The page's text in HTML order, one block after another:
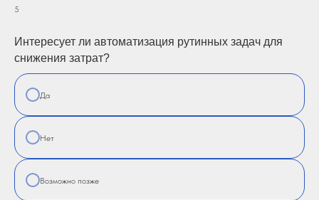
5
Интересует ли автоматизация рутинных задач для
снижения затрат?
Да
Нет
Возможно позже